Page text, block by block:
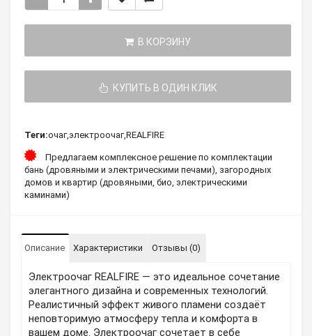
В КОРЗИНУ
КУПИТЬ В ОДИН КЛИК
Теги:очаг,электроочаг,REALFIRE
Предлагаем комплексное решение по комплектации
бань (дровяными и электрическими печами), загородных
домов и квартир (дровяными, био, электрическими
каминами)
Описание Характеристики Отзывы (0)
Электроочаг REALFIRE — это идеальное сочетание
элегантного дизайна и современных технологий.
Реалистичный эффект живого пламени создаёт
неповторимую атмосферу тепла и комфорта в
вашем доме. Электроочаг сочетает в себе